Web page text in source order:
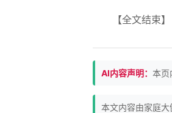
【全文结束】
AI内容声明： 本页
本文内容由家庭大